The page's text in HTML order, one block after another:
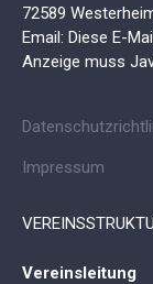
72589
Email: Diese E-
Anzeige muss
Impressum
Vereinsleitung